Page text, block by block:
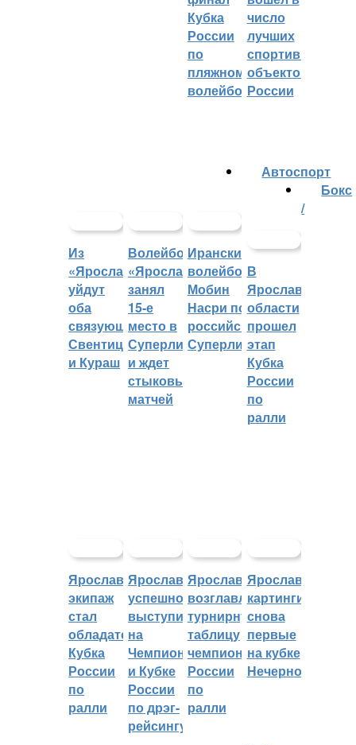
Кубка
России
по
пляжному
волейболу
число
лучших
спортивных
объектов
России
Из
«Ярославича»
уйдут
оба
связующих:
Свентицкис
и Кураш
Волейбольный
«Ярославич»
занял
15-е
место в
Суперлиге
и ждет
стыковых
матчей
Иранский
волейболист
Мобин
Насри покинет
российскую
Суперлигу
Автоспорт
В
Ярославской
области
прошел
этап
Кубка
России
по
ралли
Ярославский
экипаж
стал
обладателем
Кубка
России
по
ралли
Ярославцы
успешно
выступили
на
Чемпионате
и Кубке
России
по дрэг-
рейсингу
Ярославцы
возглавляют
турнирную
таблицу
чемпионата
России
по
ралли
Ярославские
картингисты
снова
первые
на кубке
Нечерноземья
Бокс
/